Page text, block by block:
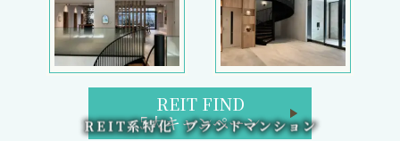
REIT FIND
5大キャンペーン